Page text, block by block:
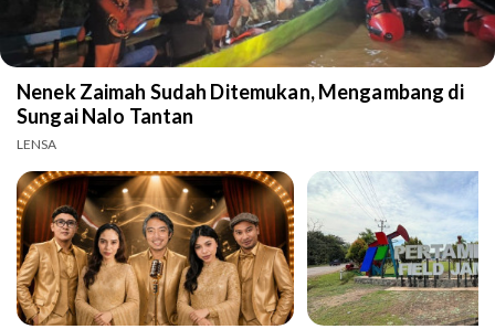
Nenek Zaimah Sudah Ditemukan, Mengambang di
Sungai Nalo Tantan
LENSA